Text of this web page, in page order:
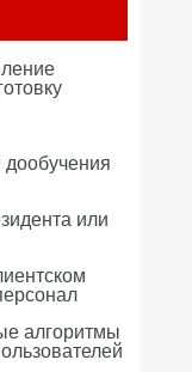
или
алгоритмы